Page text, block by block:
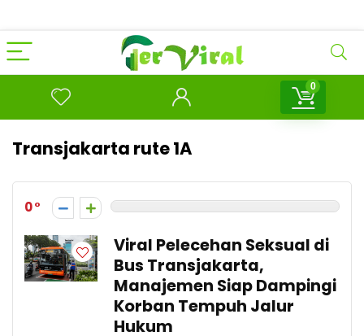
0
Transjakarta rute 1A
0
Viral Pelecehan Seksual di
Bus Transjakarta,
Manajemen Siap Dampingi
Korban Tempuh Jalur
Hukum